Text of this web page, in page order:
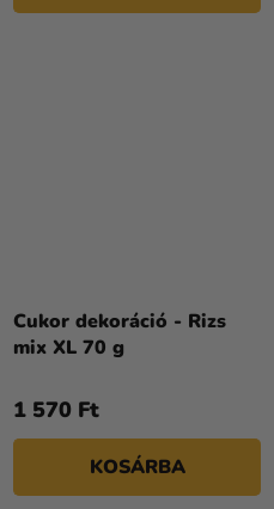
Cukor dekoráció - Rizs
mix XL 70 g
1 570 Ft
KOSÁRBA